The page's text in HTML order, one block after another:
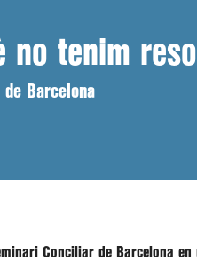
tenim
Barcelona
Conciliar de Barcelona